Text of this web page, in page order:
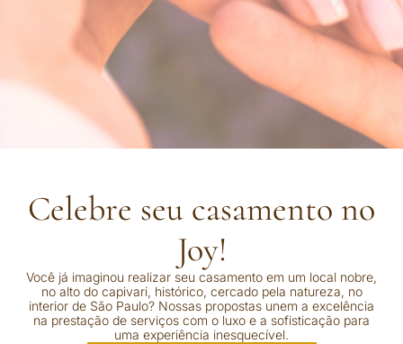
Celebre seu casamento no
Joy!
Você já imaginou realizar seu casamento em um local nobre,
no alto do capivari, histórico, cercado pela natureza, no
interior de São Paulo? Nossas propostas unem a excelência
na prestação de serviços com o luxo e a sofisticação para
uma experiência inesquecível.